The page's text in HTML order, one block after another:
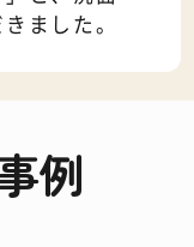
ました。
例